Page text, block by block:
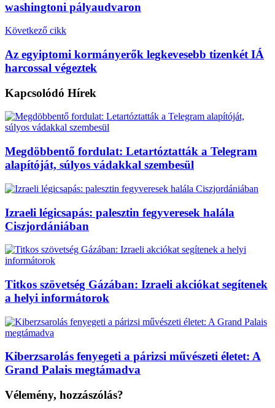
washingtoni pályaudvaron
Következő cikk
Az egyiptomi kormányerők legkevesebb tizenkét IÁ
harcossal végeztek
Kapcsolódó Hírek
Megdöbbentő fordulat: Letartóztatták a Telegram
alapítóját, súlyos vádakkal szembesül
Izraeli légicsapás: palesztin fegyveresek halála
Ciszjordániában
Titkos szövetség Gázában: Izraeli akciókat segítenek
a helyi informátorok
Kiberzsarolás fenyegeti a párizsi művészeti életet: A
Grand Palais megtámadva
Vélemény, hozzászólás?